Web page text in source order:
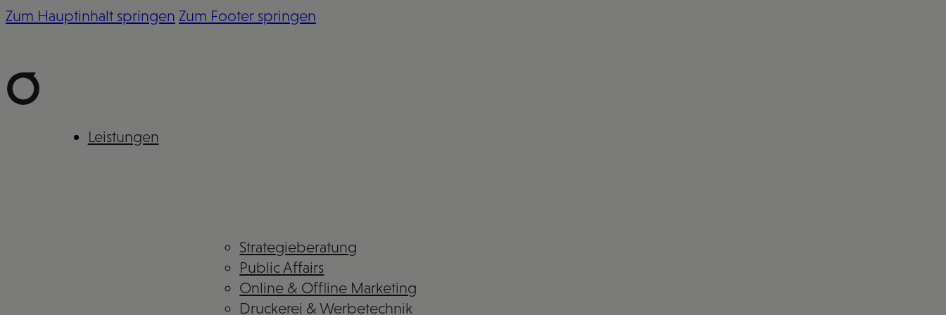
Zum Hauptinhalt springen Zum Footer springen
Leistungen
Strategieberatung
Public Affairs
Online & Offline Marketing
Druckerei & Werbetechnik